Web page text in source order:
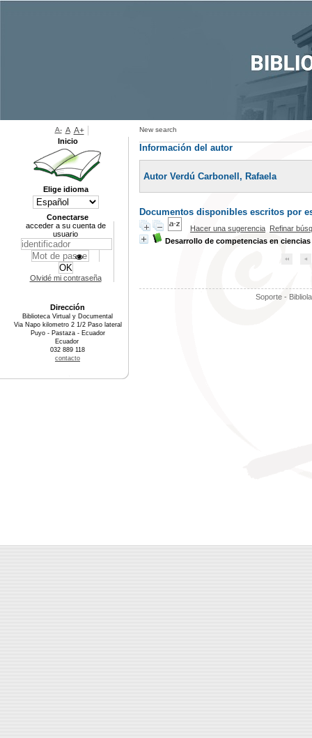
New search
Información del autor
Autor Verdú Carbonell, Rafaela
Documentos disponibles escritos por
Hacer una sugerencia Refinar
Desarrollo de competencias en
Soporte -
A- A A+
Inicio
Elige idioma
Conectarse
acceder a su cuenta de
usuario
Olvidé mi contraseña
Dirección
Biblioteca Virtual y Documental
Via Napo kilometro 2 1/2 Paso lateral
Puyo - Pastaza - Ecuador
Ecuador
032 889 118
contacto